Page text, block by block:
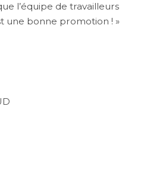
l’équipe de travailleurs
une bonne promotion ! »